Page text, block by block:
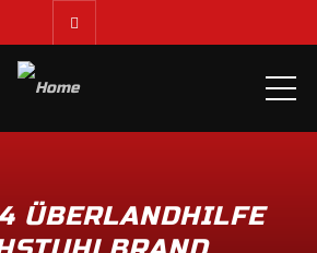
ÜBERLANDHILFE